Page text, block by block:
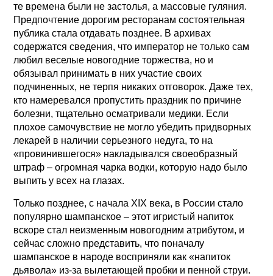
те времена были не застолья, а массовые гуляния.
Предпочтение дорогим ресторанам состоятельная
публика стала отдавать позднее. В архивах
содержатся сведения, что император не только сам
любил веселые новогодние торжества, но и
обязывал принимать в них участие своих
подчиненных, не терпя никаких отговорок. Даже тех,
кто намеревался пропустить праздник по причине
болезни, тщательно осматривали медики. Если
плохое самочувствие не могло убедить придворных
лекарей в наличии серьезного недуга, то на
«провинившегося» накладывался своеобразный
штраф – огромная чарка водки, которую надо было
выпить у всех на глазах.
Только позднее, с начала XIX века, в России стало
популярно шампанское – этот игристый напиток
вскоре стал неизменным новогодним атрибутом, и
сейчас сложно представить, что поначалу
шампанское в народе восприняли как «напиток
дьявола» из-за вылетающей пробки и пенной струи.